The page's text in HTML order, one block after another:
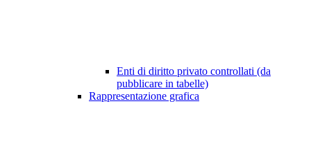
Enti di diritto privato controllati (da
pubblicare in tabelle)
Rappresentazione grafica